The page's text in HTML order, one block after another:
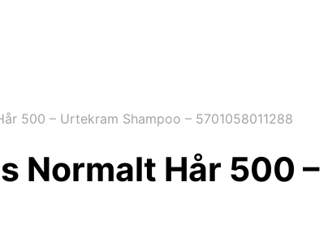
500 – Urtekram Shampoo – 5701058011288
Normalt Hår 500